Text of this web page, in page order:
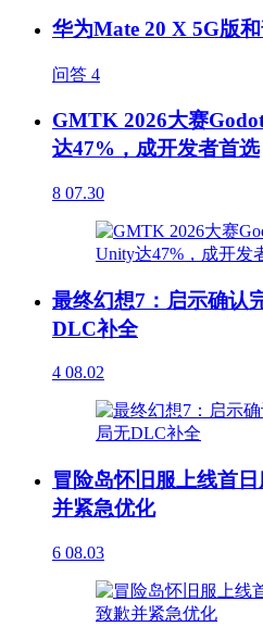
华为Mate 20 X 5G版
问答 4
GMTK 2026大赛
达47%，成开发者首选
8 07.30
最终幻想7：启示确认
DLC补全
4 08.02
冒险岛怀旧服上线首
并紧急优化
6 08.03